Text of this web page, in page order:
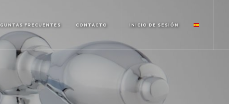
FRECUENTES CONTACTO INICIO DE SESIÓN